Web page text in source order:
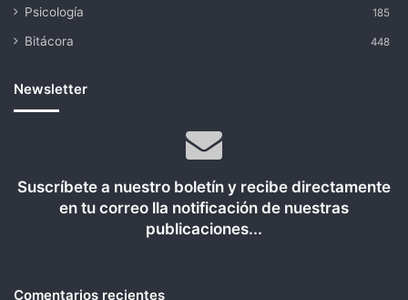
Psicología 185
Bitácora 448
Newsletter
Suscríbete a nuestro boletín y recibe directamente
en tu correo lla notificación de nuestras
publicaciones...
Comentarios recientes